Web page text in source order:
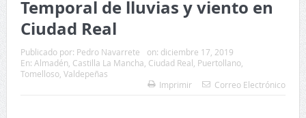
Temporal de lluvias y viento en
Ciudad Real
Publicado por: Pedro Navarrete on: diciembre 17, 2019
En: Almadén Castilla La Mancha Ciudad Real Puertollano,
Tomelloso, Valdepeñas
Imprimir
Correo Electrónico